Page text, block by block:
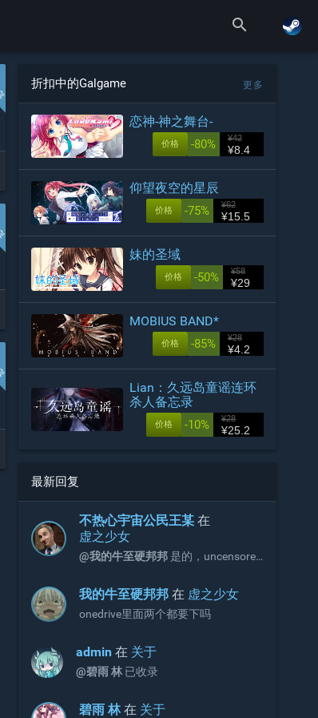
search
折扣中的Galgame 更多
恋神-神之舞台-
-80% ¥42
¥8.4
价格
仰望夜空的星辰
-75% ¥62
¥15.5
价格
妹的圣域
-50% ¥58
¥29
价格
MOBIUS BAND*
-85% ¥28
¥4.2
价格
Lian：久远岛童谣连环
杀人备忘录
-10% ¥28
¥25.2
价格
最新回复
不热心宇宙公民王某 在
虚之少女
@󠀡󠀡我的牛至硬邦邦
盖。
󠀡󠀡我的牛至硬邦邦 在 虚之少女
onedrive里面两个都要下吗
admin 在 关于
@碧雨 林 已收录
碧雨 林 在 关于